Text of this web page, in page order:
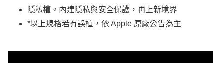
隱私權。內建隱私與安全保護，再上新境界
*以上規格若有誤植，依 Apple 原廠公告為主